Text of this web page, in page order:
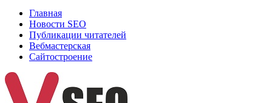
Главная
Новости SEO
Публикации читателей
Вебмастерская
Сайтостроение